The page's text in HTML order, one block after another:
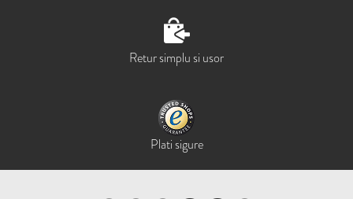
Retur simplu si usor
Plati sigure